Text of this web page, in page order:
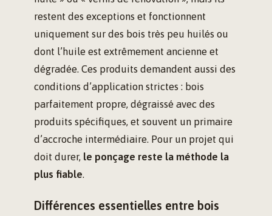
restent des exceptions et fonctionnent
uniquement sur des bois très peu huilés ou
dont l’huile est extrêmement ancienne et
dégradée. Ces produits demandent aussi des
conditions d’application strictes : bois
parfaitement propre, dégraissé avec des
produits spécifiques, et souvent un primaire
d’accroche intermédiaire. Pour un projet qui
doit durer, le ponçage reste la méthode la
plus fiable.
Différences essentielles entre bois